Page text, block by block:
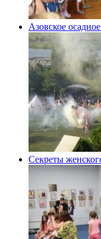
Азовское
Секреты